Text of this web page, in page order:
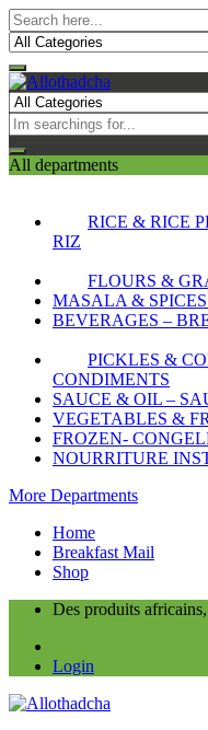
All departments
RICE & RICE
RIZ
FLOURS &
MASALA &
BEVERAGES –
PICKLES &
CONDIMENTS
SAUCE & OIL –
VEGETABLES &
FROZEN-
NOURRITURE
More Departments
Home
Breakfast Mail
Shop
Des produits
Login